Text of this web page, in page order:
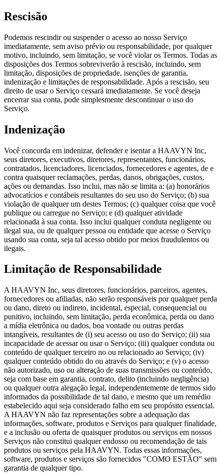
Rescisão
Podemos rescindir ou suspender o acesso ao nosso Serviço
imediatamente, sem aviso prévio ou responsabilidade, por qualquer
motivo, incluindo, sem limitação, se você violar os Termos. Todas as
disposições dos Termos sobreviverão à rescisão, incluindo, sem
limitação, disposições de propriedade, isenções de garantia,
indenização e limitações de responsabilidade. Após a rescisão, seu
direito de usar o Serviço cessará imediatamente. Se você deseja
encerrar sua conta, pode simplesmente descontinuar o uso do
Serviço.
Indenização
Você concorda em indenizar, defender e isentar a HAAVYN Inc,
seus diretores, executivos, diretores, representantes, funcionários,
contratados, licenciadores, licenciados, fornecedores e agentes, de e
contra quaisquer reclamações, perdas, danos, obrigações, custos,
ações ou demandas. Isso inclui, mas não se limita a: (a) honorários
advocatícios e contábeis resultantes do seu uso do Serviço; (b) sua
violação de qualquer um destes Termos; (c) qualquer coisa que você
publique ou carregue no Serviço; e (d) qualquer atividade
relacionada à sua conta. Isso inclui qualquer conduta negligente ou
ilegal sua, ou de qualquer pessoa ou entidade que acesse o Serviço
usando sua conta, seja tal acesso obtido por meios fraudulentos ou
ilegais.
Limitação de Responsabilidade
A HAAVYN Inc, seus diretores, funcionários, parceiros, agentes,
fornecedores ou afiliadas, não serão responsáveis por qualquer perda
ou dano, direto ou indireto, incidental, especial, consequencial ou
punitivo, incluindo, sem limitação, perda econômica, perda ou dano
a mídia eletrônica ou dados, boa vontade ou outras perdas
intangíveis, resultantes de (i) seu acesso ou uso do Serviço; (ii) sua
incapacidade de acessar ou usar o Serviço; (iii) qualquer conduta ou
conteúdo de qualquer terceiro no ou relacionado ao Serviço; (iv)
qualquer conteúdo obtido do ou através do Serviço; e (v) o acesso
não autorizado, uso ou alteração de suas transmissões ou conteúdo,
seja com base em garantia, contrato, delito (incluindo negligência)
ou qualquer outra alegação legal, independentemente de termos sido
informados da possibilidade de tal dano, e mesmo que um remédio
estabelecido aqui seja considerado falho em seu propósito essencial.
A HAAVYN não faz representações sobre a adequação das
informações, software, produtos e Serviços para qualquer finalidade,
e a inclusão ou oferta de quaisquer produtos ou serviços em nossos
Serviços não constitui qualquer endosso ou recomendação de tais
produtos ou serviços pela HAAVYN. Todas essas informações,
software, produtos e serviços são fornecidos "COMO ESTÃO" sem
garantia de qualquer tipo.